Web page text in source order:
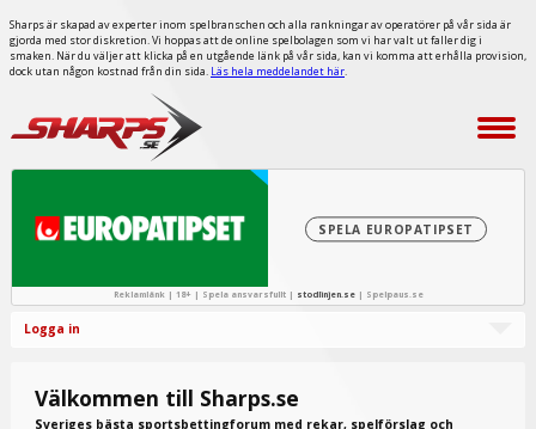
Sharps är skapad av experter inom spelbranschen och alla rankningar av operatörer på vår sida är
gjorda med stor diskretion. Vi hoppas att de online spelbolagen som vi har valt ut faller dig i
smaken. När du väljer att klicka på en utgående länk på vår sida, kan vi komma att erhålla provision,
dock utan någon kostnad från din sida. Läs hela meddelandet här.
SPELA EUROPATIPSET
Reklamlänk | 18+ | Spela ansvarsfullt | stodlinjen.se| Spelpaus.se
Logga in
Välkommen till Sharps.se
Sveriges bästa sportsbettingforum med rekar, spelförslag och